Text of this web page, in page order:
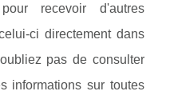
recevoir d'autres
ci directement dans
pas de consulter
informations sur toutes